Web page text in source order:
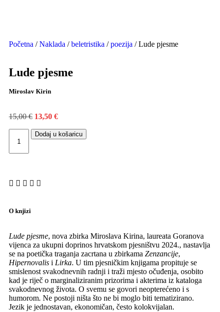
Početna /Naklada /beletristika /poezija / Lude pjesme
Lude pjesme
Miroslav Kirin
15,00€ 13,50 €
Dodaj u košaricu
O knjizi
Lude pjesme, nova zbirka Miroslava Kirina, laureata Goranova
vijenca za ukupni doprinos hrvatskom pjesništvu 2024., nastavlja
se na poetička traganja zacrtana u zbirkama Zenzancije,
Hipernovalis i Lirka. U tim pjesničkim knjigama propituje se
smislenost svakodnevnih radnji i traži mjesto očuđenja, osobito
kad je riječ o marginaliziranim prizorima i akterima iz kataloga
svakodnevnog života. O svemu se govori neopterećeno i s
humorom. Ne postoji ništa što ne bi moglo biti tematizirano.
Jezik je jednostavan, ekonomičan, često kolokvijalan.